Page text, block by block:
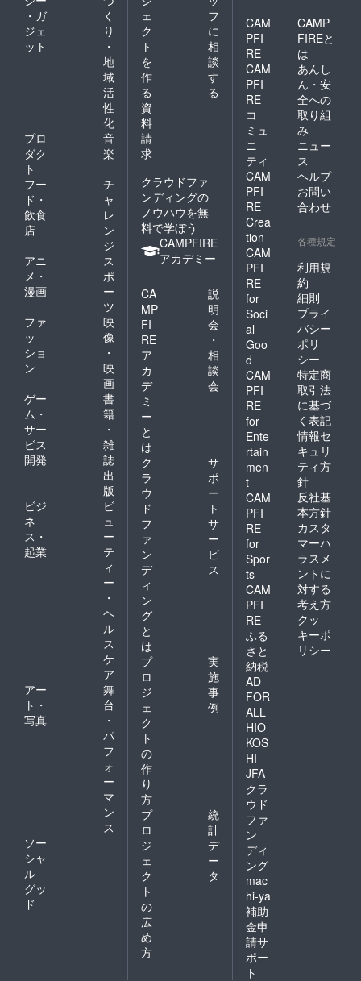
・ガ
ジェ
ット
く
り
・
地
域
活
性
化
プロ
ダク
ト
音
楽
フー
ド・
飲食
店
チ
ャ
レ
ン
ジ
アニ
メ・
漫画
ス
ポ
ー
ツ
ファ
ッ
ショ
ン
映
像
・
映
画
ゲー
ム・
サー
ビス
開発
書
籍
・
雑
誌
出
版
ビジ
ネ
ス・
起業
ビ
ュ
ー
テ
ィ
ー
・
ヘ
ル
ス
ケ
ア
アー
ト・
写真
舞
台
・
パ
フ
ォ
ー
マ
ン
ス
ソー
シャ
ル
グッ
ド
ェ
ク
ト
を
作
る
フ
に
相
談
す
る
資
料
請
求
クラウドファ
ンディングの
ノウハウを無
料で学ぼう
CAMPFIRE
アカデミー
CA
MP
FI
RE
ア
カ
デ
ミ
ー
と
は
説
明
会
・
相
談
会
ク
ラ
ウ
ド
フ
ァ
ン
デ
ィ
ン
グ
と
は
サ
ポ
ー
ト
サ
ー
ビ
ス
プ
ロ
ジ
ェ
ク
ト
の
作
り
方
実
施
事
例
プ
ロ
ジ
ェ
ク
ト
の
広
め
方
統
計
デ
ー
タ
CAM
PFI
RE
CAM
PFI
RE
コ
ミュ
ニ
ティ
CAM
PFI
RE
Crea
tion
CAM
PFI
RE
for
Soci
al
Goo
d
CAM
PFI
RE
for
Ente
rtain
men
t
CAM
PFI
RE
for
Spor
ts
CAM
PFI
RE
ふる
さと
納税
AD
FOR
ALL
HIO
KOS
HI
JFA
クラ
ウド
ファ
ン
ディ
ング
mac
hi-ya
補助
金申
請サ
ポー
ト
CAMP
FIREと
は
あんし
ん・安
全への
取り組
み
ニュー
ス
ヘルプ
お問い
合わせ
各種規定
利用規
約
細則
プライ
バシー
ポリ
シー
特定商
取引法
に基づ
く表記
情報セ
キュリ
ティ方
針
反社基
本方針
カスタ
マーハ
ラスメ
ントに
対する
考え方
クッ
キーポ
リシー